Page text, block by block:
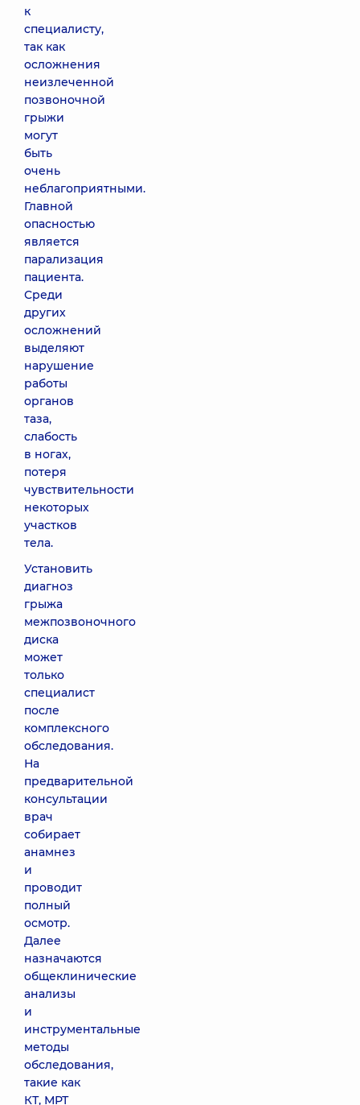
к
специалисту,
так как
осложнения
неизлеченной
позвоночной
грыжи
могут
быть
очень
неблагоприятными.
Главной
опасностью
является
парализация
пациента.
Среди
других
осложнений
выделяют
нарушение
работы
органов
таза,
слабость
в ногах,
потеря
чувствительности
некоторых
участков
тела.
Установить
диагноз
грыжа
межпозвоночного
диска
может
только
специалист
после
комплексного
обследования.
На
предварительной
консультации
врач
собирает
анамнез
и
проводит
полный
осмотр.
Далее
назначаются
общеклинические
анализы
и
инструментальные
методы
обследования,
такие как
КТ, МРТ